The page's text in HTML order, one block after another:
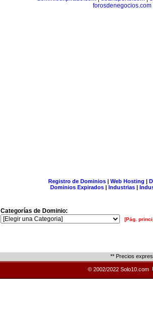
forosdenegocios.com
Registro de Dominios| Web Hosting |
Dominios Expirados | Industrias |
Categorías de Dominio:
[Pág.
** Precios
© 2002/2022 Solo10.com